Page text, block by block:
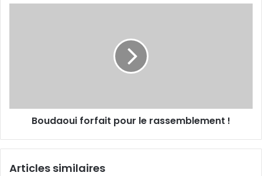
Boudaoui forfait pour le rassemblement !
Articles similaires